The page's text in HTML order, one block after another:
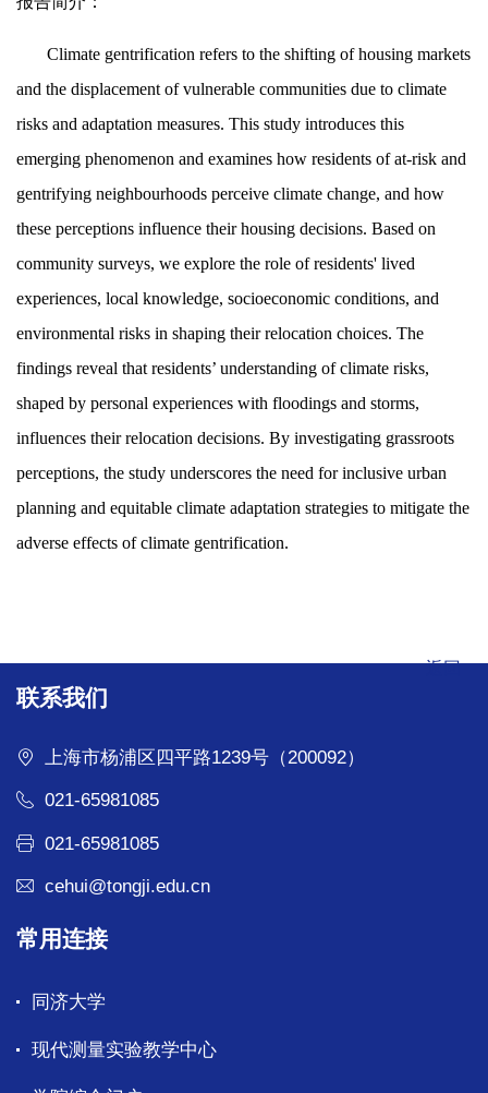
Climate gentrification refers to the shifting of housing markets
and the displacement of vulnerable communities due to climate
risks and adaptation measures. This study introduces this
emerging phenomenon and examines how residents of at-risk and
gentrifying neighbourhoods perceive climate change, and how
these perceptions influence their housing decisions. Based on
community surveys, we explore the role of residents' lived
experiences, local knowledge, socioeconomic conditions, and
environmental risks in shaping their relocation choices. The
findings reveal that residents’ understanding of climate risks,
shaped by personal experiences with floodings and storms,
influences their relocation decisions. By investigating grassroots
perceptions, the study underscores the need for inclusive urban
planning and equitable climate adaptation strategies to mitigate the
adverse effects of climate gentrification.
返回
联系我们
上海市杨浦区四平路1239号（200092）
021-65981085
021-65981085
cehui@tongji.edu.cn
常用连接
同济大学
现代测量实验教学中心